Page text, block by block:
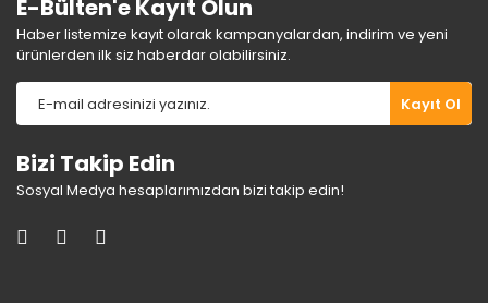
E-Bülten'e Kayıt Olun
Haber listemize kayıt olarak kampanyalardan, indirim ve yeni
ürünlerden ilk siz haberdar olabilirsiniz.
Kayıt Ol
Bizi Takip Edin
Sosyal Medya hesaplarımızdan bizi takip edin!